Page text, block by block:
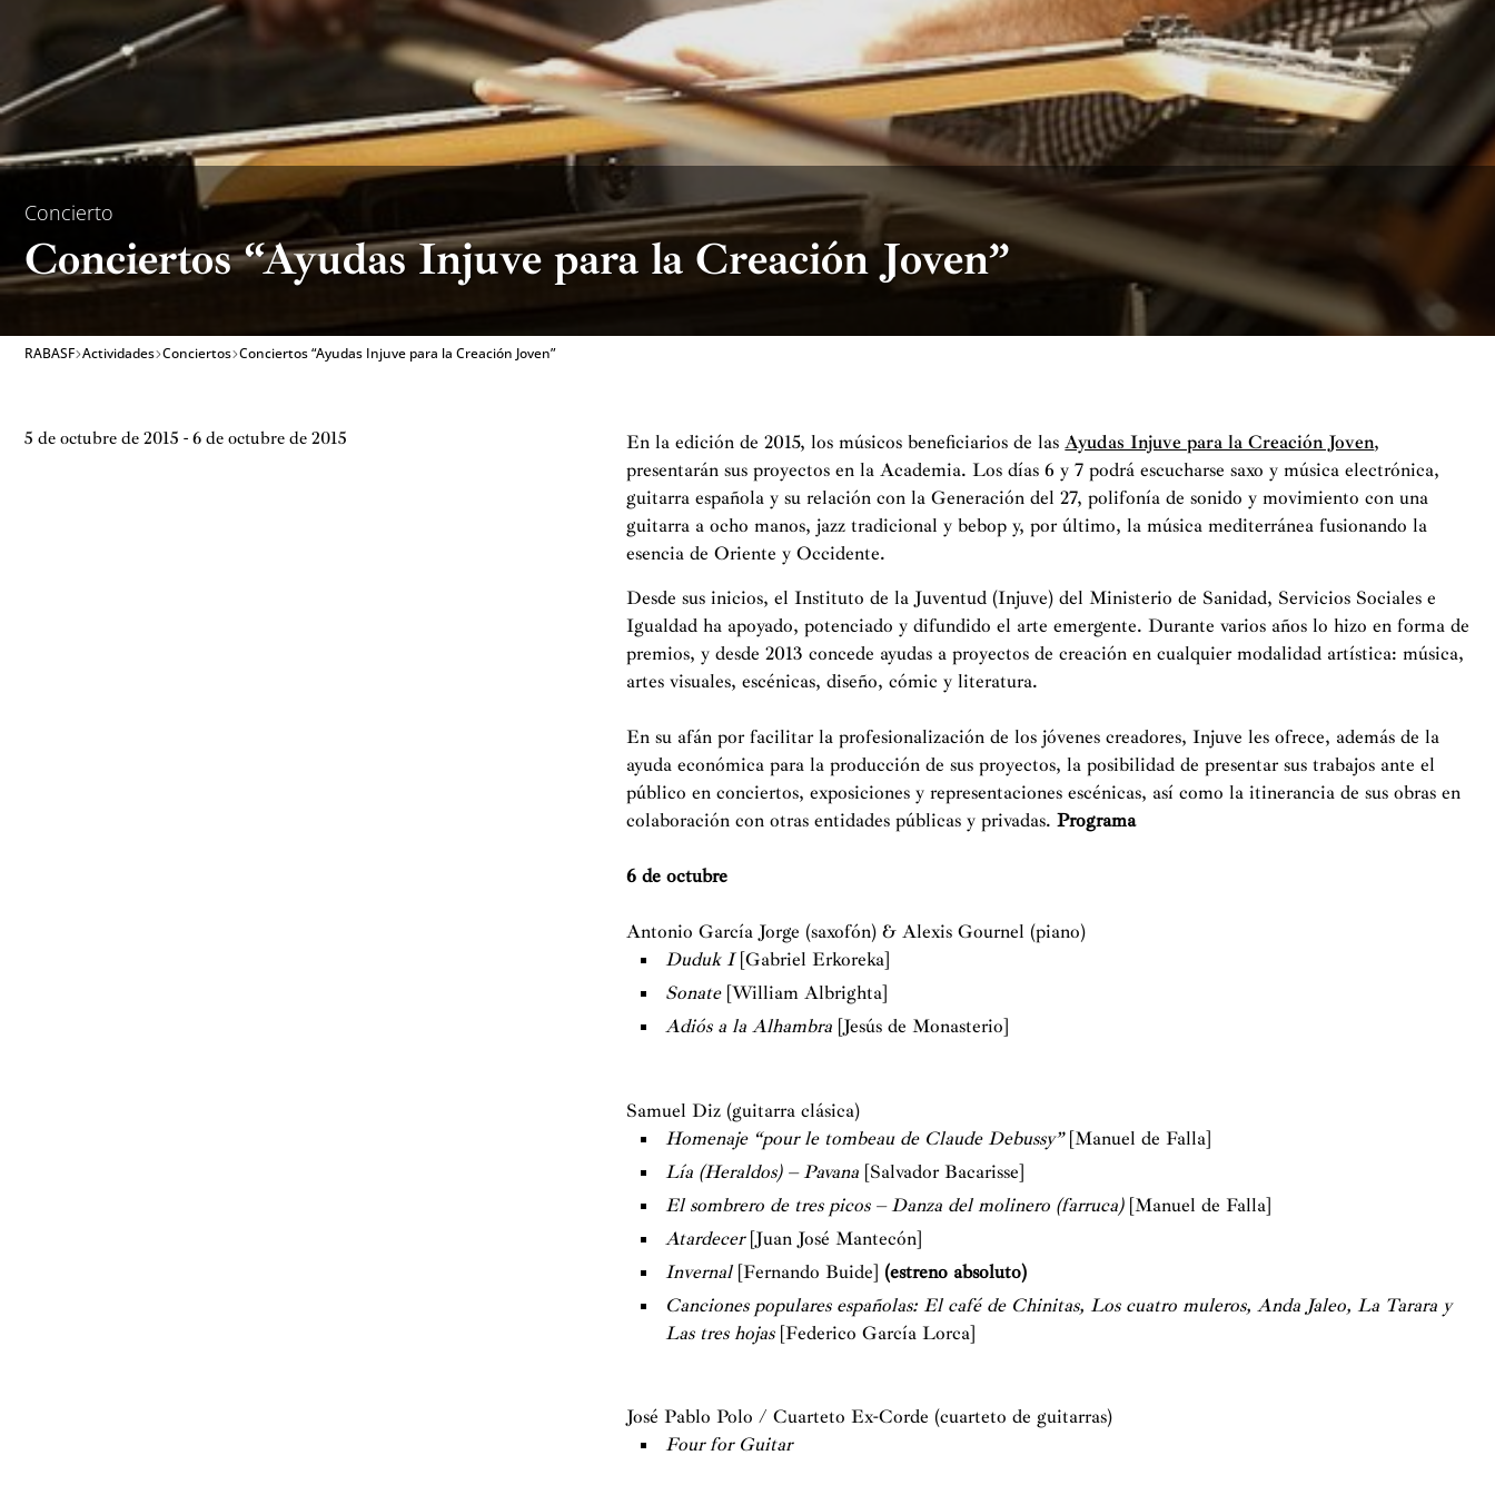
Concierto
Conciertos “Ayudas Injuve para la Creación Joven”
RABASF Actividades Conciertos Conciertos “Ayudas Injuve para la Creación Joven”
5 de octubre de 2015 - 6 de octubre de 2015 En la edición de 2015, los músicos beneficiarios de lasAyudas Injuve para la Creación Joven,
presentarán sus proyectos en la Academia. Los días 6 y 7 podrá escucharse saxo y música electrónica,
guitarra española y su relación con la Generación del 27, polifonía de sonido y movimiento con una
guitarra a ocho manos, jazz tradicional y bebop y, por último, la música mediterránea fusionando la
esencia de Oriente y Occidente.
Desde sus inicios, el Instituto de la Juventud (Injuve) del Ministerio de Sanidad, Servicios Sociales e
Igualdad ha apoyado, potenciado y difundido el arte emergente. Durante varios años lo hizo en forma de
premios, y desde 2013 concede ayudas a proyectos de creación en cualquier modalidad artística: música,
artes visuales, escénicas, diseño, cómic y literatura.
En su afán por facilitar la profesionalización de los jóvenes creadores, Injuve les ofrece, además de la
ayuda económica para la producción de sus proyectos, la posibilidad de presentar sus trabajos ante el
público en conciertos, exposiciones y representaciones escénicas, así como la itinerancia de sus obras en
colaboración con otras entidades públicas y privadas.Programa
6 de octubre
Antonio García Jorge (saxofón) & Alexis Gournel (piano)
Duduk I[Gabriel Erkoreka]
Sonate [William Albrighta]
Adiós a la Alhambra [Jesús de Monasterio]
Samuel Diz (guitarra clásica)
Homenaje “pour le tombeau de Claude Debussy”[Manuel de Falla]
Lía (Heraldos) – Pavana [Salvador Bacarisse]
El sombrero de tres picos – Danza del molinero (farruca) [Manuel de Falla]
Atardecer[Juan José Mantecón]
Invernal[Fernando Buide] (estreno absoluto)
Canciones populares españolas: El café de Chinitas, Los cuatro muleros, Anda Jaleo, La Tarara y
Las tres hojas [Federico García Lorca]
José Pablo Polo / Cuarteto Ex-Corde (cuarteto de guitarras)
Four for Guitar